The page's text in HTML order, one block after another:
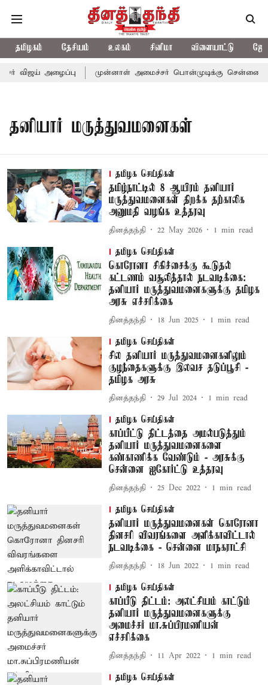
தமிழகம் தேசியம் உலகம் சினிமா விளையாட்டு
விஜய் அழைப்பு முன்னாள் அமைச்சர் பொன்முடிக்கு சென்னை
தனியார் மருத்துவமனைகள்
தமிழக செய்திகள்
தமிழ்நாட்டில் 8 ஆயிரம் தனியார்
மருத்துவமனைகள் திறக்க தற்காலிக
அனுமதி வழங்க உத்தரவு
தினத்தந்தி 22 May 2026 1 min read
தமிழக செய்திகள்
கொரோனா சிகிச்சைக்கு கூடுதல்
கட்டணம் வசூலித்தால் நடவடிக்கை:
தனியார் மருத்துவமனைகளுக்கு தமிழக
அரசு எச்சரிக்கை
தினத்தந்தி 18 Jun 2025 1 min read
தமிழக செய்திகள்
சில தனியார் மருத்துவமனைகளிலும்
குழந்தைகளுக்கு இலவச தடுப்பூசி -
தமிழக அரசு
தினத்தந்தி 29 Jul 2024 1 min read
தமிழக செய்திகள்
காப்பீட்டு திட்டத்தை அமல்படுத்தும்
தனியார் மருத்துவமனைகளை
கண்காணிக்க வேண்டும் - அரசுக்கு
சென்னை ஐகோர்ட்டு உத்தரவு
தினத்தந்தி 25 Dec 2022 1 min read
தமிழக செய்திகள்
தனியார் மருத்துவமனைகள் கொரோனா
தினசரி விவரங்களை அளிக்காவிட்டால்
நடவடிக்கை - சென்னை மாநகராட்சி
தினத்தந்தி 18 Jun 2022 1 min read
தமிழக செய்திகள்
காப்பீடு திட்டம்: அலட்சியம் காட்டும்
தனியார் மருத்துவமனைகளுக்கு
அமைச்சர் மா.சுப்பிரமணியன்
எச்சரிக்கை
தினத்தந்தி 11 Apr 2022 1 min read
தமிழக செய்திகள்